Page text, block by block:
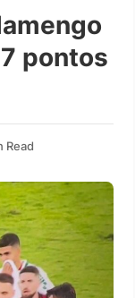
pontos
Read